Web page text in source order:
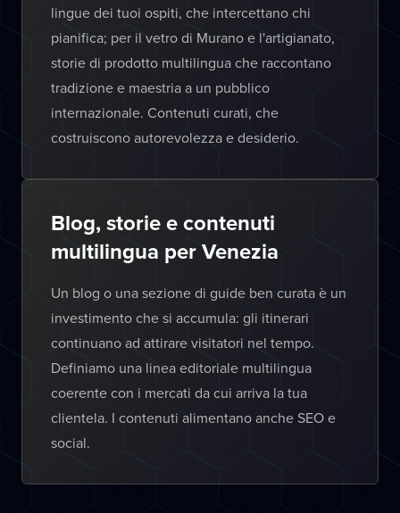
lingue dei tuoi ospiti, che intercettano chi
pianifica; per il vetro di Murano e l'artigianato,
storie di prodotto multilingua che raccontano
tradizione e maestria a un pubblico
internazionale. Contenuti curati, che
costruiscono autorevolezza e desiderio.
Blog, storie e contenuti
multilingua per Venezia
Un blog o una sezione di guide ben curata è un
investimento che si accumula: gli itinerari
continuano ad attirare visitatori nel tempo.
Definiamo una linea editoriale multilingua
coerente con i mercati da cui arriva la tua
clientela. I contenuti alimentano anche SEO e
social.